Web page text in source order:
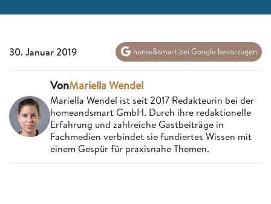
30. Januar 2019 home&smart bei Google bevorzugen
VonMariella Wendel
Mariella Wendel ist seit 2017 Redakteurin bei der
homeandsmart GmbH. Durch ihre redaktionelle
Erfahrung und zahlreiche Gastbeiträge in
Fachmedien verbindet sie fundiertes Wissen mit
einem Gespür für praxisnahe Themen.